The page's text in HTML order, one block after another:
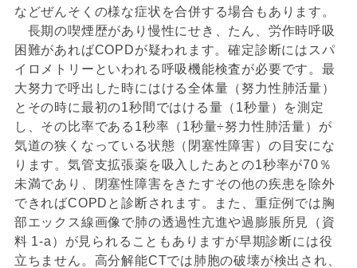
などぜんそくの様な症状を合併する場合もあります。
長期の喫煙歴があり慢性にせき、たん、労作時呼吸
困難があればCOPDが疑われます。確定診断にはスパ
イロメトリーといわれる呼吸機能検査が必要です。最
大努力で呼出した時にはける全体量（努力性肺活量）
とその時に最初の1秒間ではける量（1秒量）を測定
し、その比率である1秒率（1秒量÷努力性肺活量）が
気道の狭くなっている状態（閉塞性障害）の目安にな
ります。気管支拡張薬を吸入したあとの1秒率が70％
未満であり、閉塞性障害をきたすその他の疾患を除外
できればCOPDと診断されます。また、重症例では胸
部エックス線画像で肺の透過性亢進や過膨脹所見（資
料 1-a）が見られることもありますが早期診断には役
立ちません。高分解能CTでは肺胞の破壊が検出され、